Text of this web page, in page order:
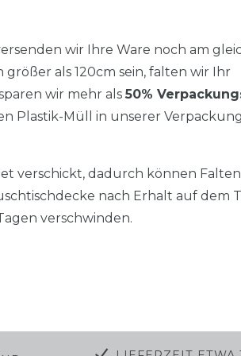
wir Ihre Ware noch am
als 120cm sein, falten wir Ihr
wir mehr als 50%
Plastik-Müll in unserer
verschickt, dadurch können Falten
nach Erhalt auf dem
verschwinden.